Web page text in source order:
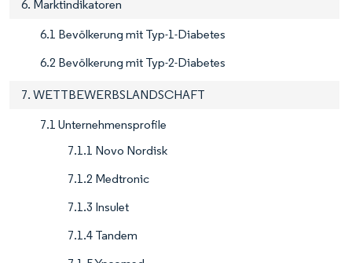
6. Marktindikatoren
6.1 Bevölkerung mit Typ-1-Diabetes
6.2 Bevölkerung mit Typ-2-Diabetes
7. WETTBEWERBSLANDSCHAFT
7.1 Unternehmensprofile
7.1.1 Novo Nordisk
7.1.2 Medtronic
7.1.3 Insulet
7.1.4 Tandem